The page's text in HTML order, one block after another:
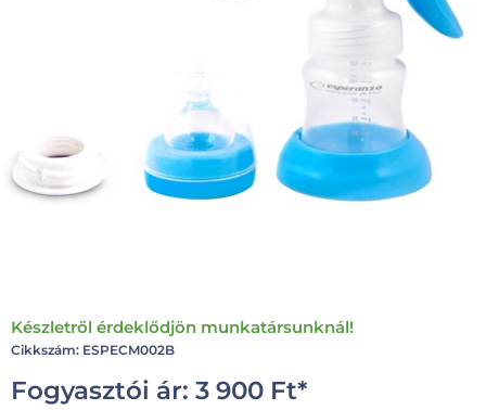
Készletről érdeklődjön munkatársunknál!
Cikkszám: ESPECM002B
Fogyasztói ár: 3 900 Ft*